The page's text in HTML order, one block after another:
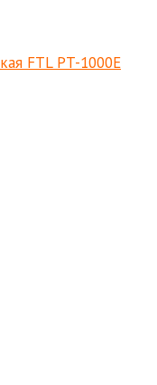
FTL PT-1000E